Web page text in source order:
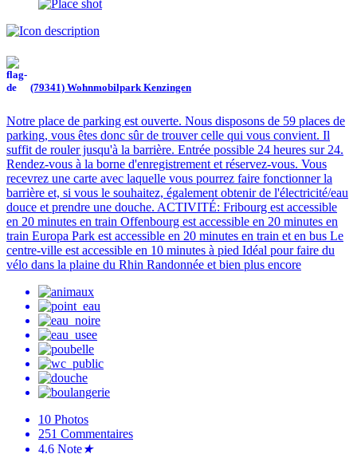
(79341) Wohnmobilpark Kenzingen
Notre place de parking est ouverte. Nous disposons de 59 places de
parking, vous êtes donc sûr de trouver celle qui vous convient. Il
suffit de rouler jusqu'à la barrière. Entrée possible 24 heures sur 24.
Rendez-vous à la borne d'enregistrement et réservez-vous. Vous
recevrez une carte avec laquelle vous pourrez faire fonctionner la
barrière et, si vous le souhaitez, également obtenir de l'électricité/eau
douce et prendre une douche. ACTIVITÉ: Fribourg est accessible
en 20 minutes en train Offenbourg est accessible en 20 minutes en
train Europa Park est accessible en 20 minutes en train et en bus Le
centre-ville est accessible en 10 minutes à pied Idéal pour faire du
vélo dans la plaine du Rhin Randonnée et bien plus encore
10 Photos
251 Commentaires
4.6 Note★